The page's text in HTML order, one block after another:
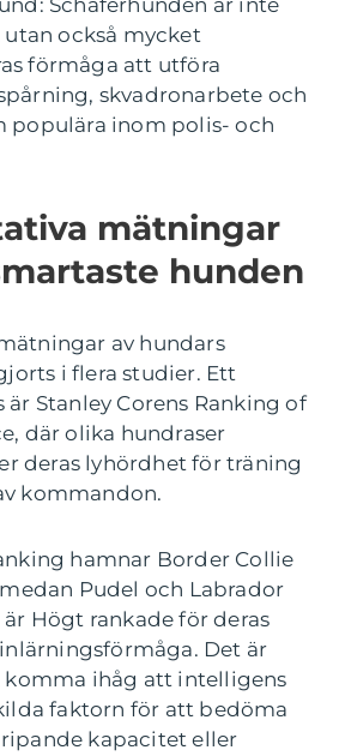
Schäferhunden är inte
också mycket
förmåga att utföra
skvadronarbete och
populära inom polis- och
mätningar
hunden
av hundars
i flera studier. Ett
Stanley Corens Ranking of
där olika hundraser
deras lyhördhet för träning
kommandon.
hamnar Border Collie
Pudel och Labrador
är Högt rankade för deras
Det är
ihåg att intelligens
faktorn för att bedöma
kapacitet eller